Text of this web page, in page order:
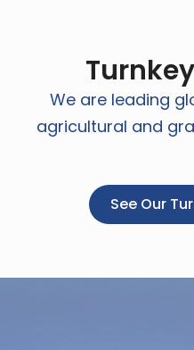
We are leading
agricultural and
See Our